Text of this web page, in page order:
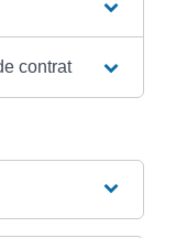
contrat